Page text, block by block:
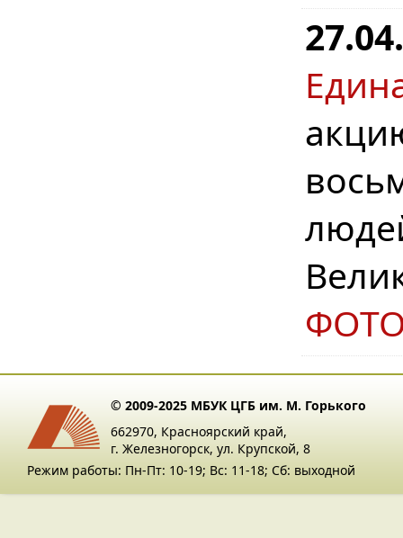
© 2009-2025 МБУК ЦГБ им. М. Горького
662970, Красноярский край,
г. Железногорск, ул. Крупской, 8
Режим работы: Пн-Пт: 10-19; Вс: 11-18; Сб: выходной